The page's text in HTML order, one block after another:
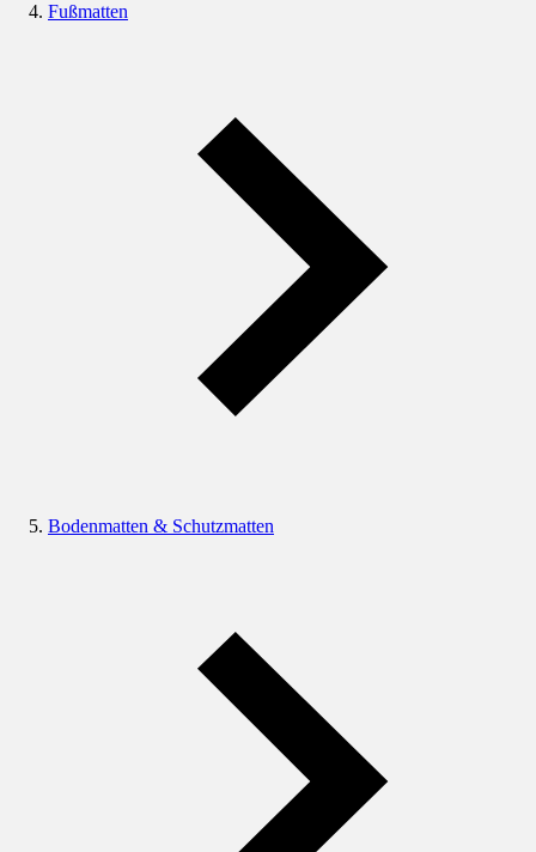
Fußmatten
Bodenmatten & Schutzmatten